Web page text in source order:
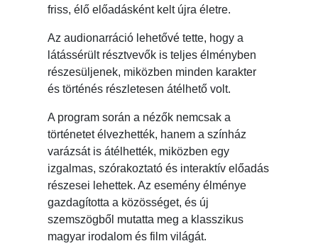
friss, élő előadásként kelt újra életre.
Az audionarráció lehetővé tette, hogy a
látássérült résztvevők is teljes élményben
részesüljenek, miközben minden karakter
és történés részletesen átélhető volt.
A program során a nézők nemcsak a
történetet élvezhették, hanem a színház
varázsát is átélhették, miközben egy
izgalmas, szórakoztató és interaktív előadás
részesei lehettek. Az esemény élménye
gazdagította a közösséget, és új
szemszögből mutatta meg a klasszikus
magyar irodalom és film világát.